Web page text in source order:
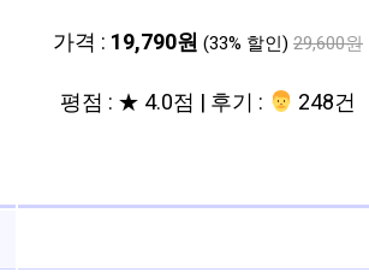
가격 : 19,790원 (33% 할인) 29,600원
평점 : ★ 4.0점 | 후기 : ‍‍ 248건